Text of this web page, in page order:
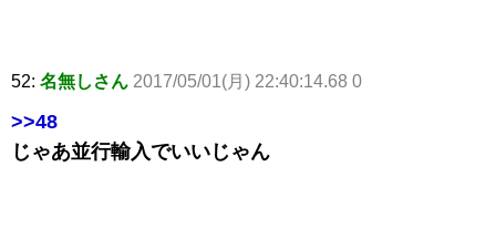
52: 名無しさん 2017/05/01(月) 22:40:14.68 0
>>48
じゃあ並行輸入でいいじゃん